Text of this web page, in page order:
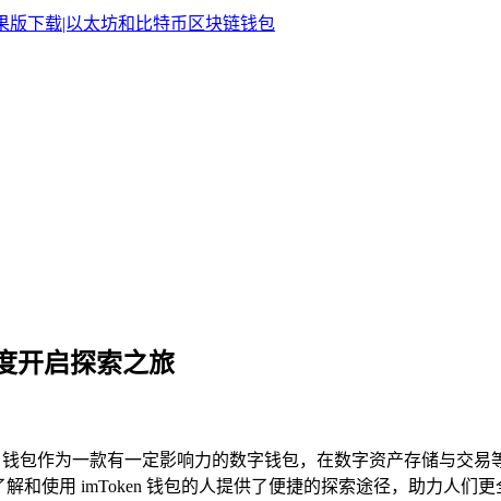
开启探索之旅
包作为一款有一定影响力的数字钱包，在数字资产存储与交
和使用 imToken 钱包的人提供了便捷的探索途径，助力人们